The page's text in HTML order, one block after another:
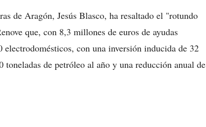
de Aragón, Jesús Blasco, ha resaltado el "rotundo
que, con 8,3 millones de euros de ayudas
con una inversión inducida de 32
de petróleo al año y una reducción anual de